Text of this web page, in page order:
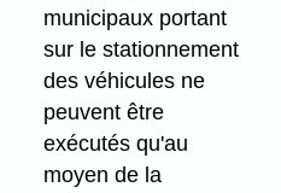
municipaux portant
sur le stationnement
des véhicules ne
peuvent être
exécutés qu'au
moyen de la